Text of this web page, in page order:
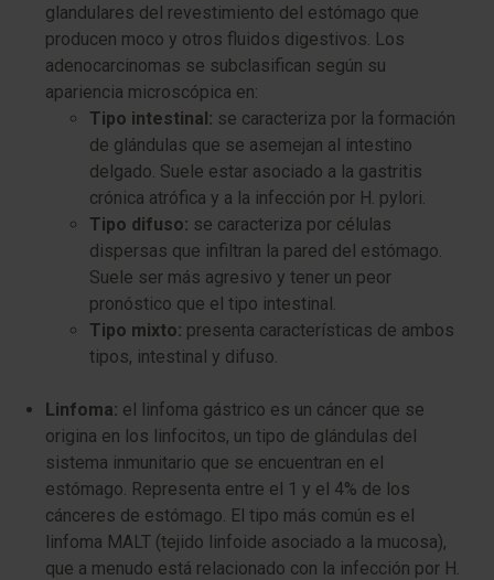
glandulares del revestimiento del estómago que
producen moco y otros fluidos digestivos. Los
adenocarcinomas se subclasifican según su
apariencia microscópica en:
Tipo intestinal: se caracteriza por la formación
de glándulas que se asemejan al intestino
delgado. Suele estar asociado a la gastritis
crónica atrófica y a la infección por H. pylori
Tipo difuso: se caracteriza por células
dispersas que infiltran la pared del estómago.
Suele ser más agresivo y tener un peor
pronóstico que el tipo intestinal.
Tipo mixto: presenta características de ambos
tipos, intestinal y difuso.
Linfoma: el linfoma gástrico es un cáncer que se
origina en los linfocitos, un tipo de glándulas del
sistema inmunitario que se encuentran en el
estómago. Representa entre el 1 y el 4% de los
cánceres de estómago. El tipo más común es el
linfoma MALT (tejido linfoide asociado a la mucosa),
que a menudo está relacionado con la infección por H.